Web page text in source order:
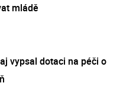
mládě
vypsal dotaci na péči o